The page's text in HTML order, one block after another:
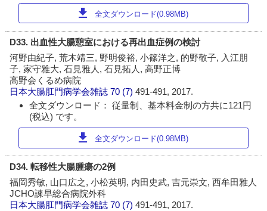
download 全文ダウンロード(0.98MB)
D33. 出血性大腸憩室における再出血症例の検討
河野由紀子, 荒木靖三, 野明俊裕, 小篠洋之, 的野敬子, 入江朋
子, 家守雅大, 石見雅人, 石見拓人, 高野正博
高野会くるめ病院
日本大腸肛門病学会雑誌 70 (7)491-491, 2017.
全文ダウンロード： 従量制、基本料金制の方共に121円
(税込) です。
download 全文ダウンロード(0.98MB)
D34. 転移性大腸腫瘍の2例
福岡秀敏, 山口広之, 小松英明, 内田史武, 吉元崇文, 西牟田雅人
JCHO諫早総合病院外科
日本大腸肛門病学会雑誌 70 (7)491-491, 2017.